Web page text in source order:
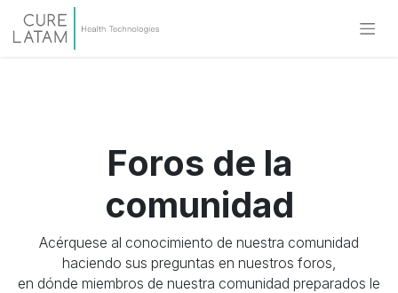
Foros de la
comunidad
Acérquese al conocimiento de nuestra comunidad
haciendo sus preguntas en nuestros foros,
en dónde miembros de nuestra comunidad preparados le